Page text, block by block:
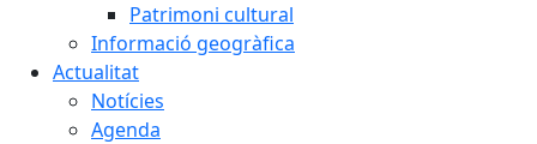
Patrimoni cultural
Informació geogràfica
Actualitat
Notícies
Agenda